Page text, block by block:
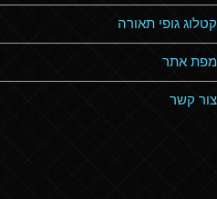
קטלוג גופי תאורה
מפת אתר
צור קשר